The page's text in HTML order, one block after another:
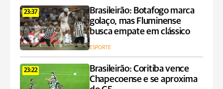
23:37
Brasileirão: Botafogo marca
golaço, mas Fluminense
busca empate em clássico
ESPORTE
23:22
Brasileirão: Coritiba vence
Chapecoense e se aproxima